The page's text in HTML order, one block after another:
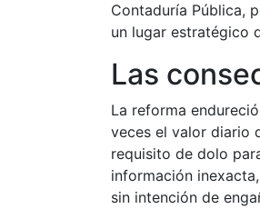
Contaduría Pública,
un lugar estratégico
Las
La reforma
veces el valor diario
requisito de dolo
información
sin intención de